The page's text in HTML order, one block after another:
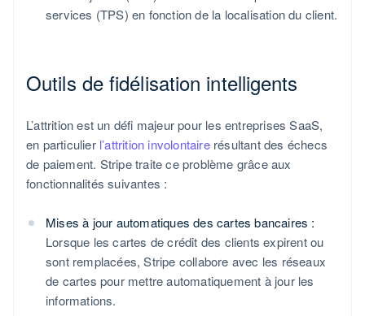
services (TPS) en fonction de la localisation du client.
Outils de fidélisation intelligents
L’attrition est un défi majeur pour les entreprises SaaS,
en particulier l’attrition involontairerésultant des échecs
de paiement. Stripe traite ce problème grâce aux
fonctionnalités suivantes :
Mises à jour automatiques des cartes bancaires :
Lorsque les cartes de crédit des clients expirent ou
sont remplacées, Stripe collabore avec les réseaux
de cartes pour mettre automatiquement à jour les
informations.